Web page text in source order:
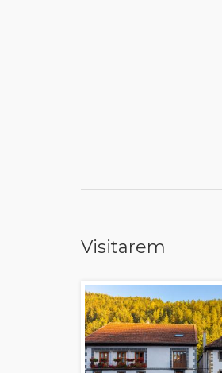
Visitarem